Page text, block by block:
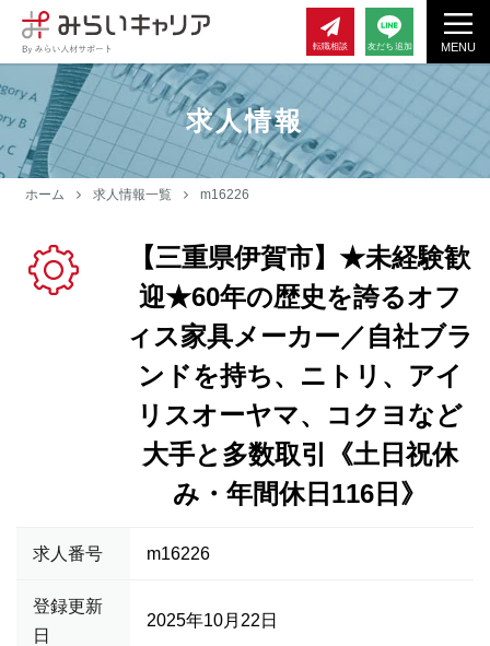
MENU
転職相談 友だち追加
求人情報
ホーム 求人情報一覧 m16226
【三重県伊賀市】★未経験歓
迎★60年の歴史を誇るオフ
ィス家具メーカー／自社ブラ
ンドを持ち、ニトリ、アイ
リスオーヤマ、コクヨなど
大手と多数取引《土日祝休
み・年間休日116日》
求人番号 m16226
登録更新
日
2025年10月22日